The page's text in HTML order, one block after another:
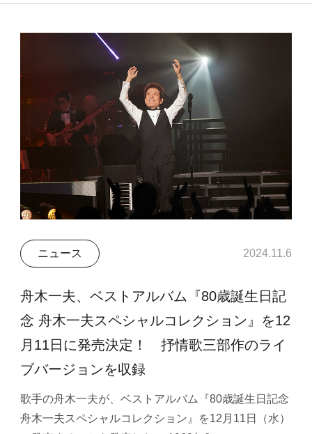
ニュース 2024.11.6
舟木一夫、ベストアルバム『80歳誕生日記
念 舟木一夫スペシャルコレクション』を12
月11日に発売決定！ 抒情歌三部作のライ
ブバージョンを収録
歌手の舟木一夫が、ベストアルバム『80歳誕生日記念
舟木一夫スペシャルコレクション』を12月11日（水）